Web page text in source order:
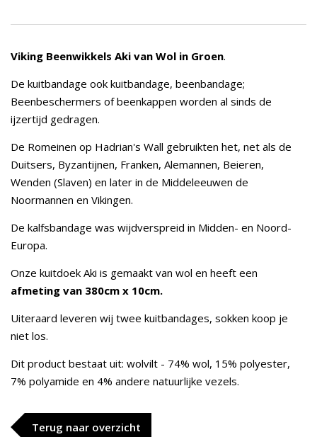
Viking Beenwikkels Aki van Wol in Groen.
De kuitbandage ook kuitbandage, beenbandage;
Beenbeschermers of beenkappen worden al sinds de
ijzertijd gedragen.
De Romeinen op Hadrian's Wall gebruikten het, net als de
Duitsers, Byzantijnen, Franken, Alemannen, Beieren,
Wenden (Slaven) en later in de Middeleeuwen de
Noormannen en Vikingen.
De kalfsbandage was wijdverspreid in Midden- en Noord-
Europa.
Onze kuitdoek Aki is gemaakt van wol en heeft een
afmeting van 380cm x 10cm.
Uiteraard leveren wij twee kuitbandages, sokken koop je
niet los.
Dit product bestaat uit: wolvilt - 74% wol, 15% polyester,
7% polyamide en 4% andere natuurlijke vezels.
Terug naar overzicht